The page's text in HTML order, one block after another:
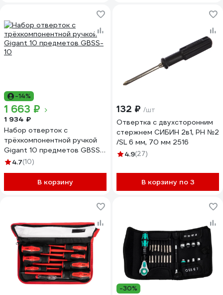
-14%
1 663 ₽
1 934 ₽
Набор отверток c
трёхкомпонентной ручкой
Gigant 10 предметов GBSS-
104.7(10)
В корзину
132 ₽ /шт
Отвертка с двухсторонним
стержнем СИБИН 2в1, PH №2
/SL 6 мм, 70 мм 2516
4.9(27)
В корзину по 3
-30%